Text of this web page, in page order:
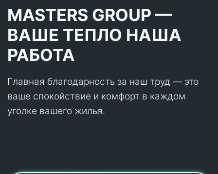
MASTERS GROUP —
ВАШЕ ТЕПЛО НАША
РАБОТА
Главная благодарность за наш труд — это
ваше спокойствие и комфорт в каждом
уголке вашего жилья.